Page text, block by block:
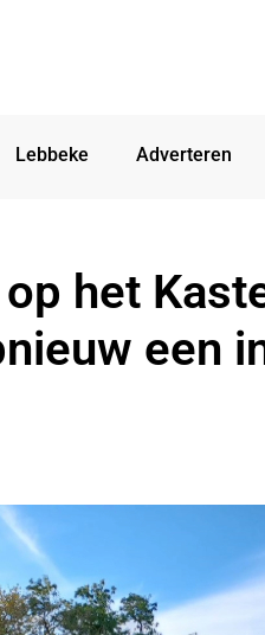
Lebbeke Adverteren
het
een